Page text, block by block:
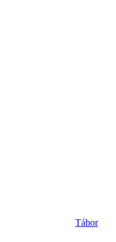
Tábor